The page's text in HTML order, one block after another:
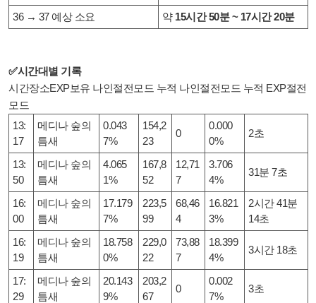
36 → 37 예상 소요
약 15시간 50분 ~ 17시간 20분
✅시간대별 기록
시간장소EXP보유 나인절전모드 누적 나인절전모드 누적 EXP절전
모드
13:
17
메디나 숲의
틈새
0.043
7%
154,2
23
0
0.000
0%
2초
13:
50
메디나 숲의
틈새
4.065
1%
167,8
52
12,71
7
3.706
4%
31분 7초
16:
00
메디나 숲의
틈새
17.179
7%
223,5
99
68,46
4
16.821
3%
2시간 41분
14초
16:
19
메디나 숲의
틈새
18.758
0%
229,0
22
73,88
7
18.399
4%
3시간 18초
17:
29
메디나 숲의
틈새
20.143
9%
203,2
67
0
0.002
7%
3초